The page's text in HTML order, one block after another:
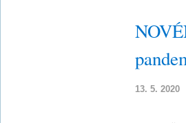
13. 5. 2020